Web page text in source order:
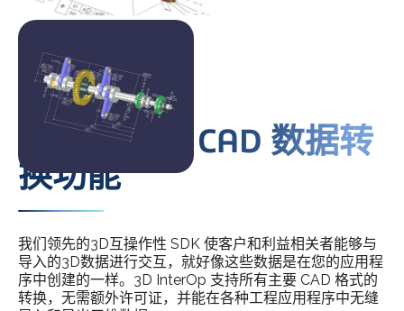
开启全面的 CAD 数据转
换功能
我们领先的3D互操作性 SDK 使客户和利益相关者能够与
导入的3D数据进行交互，就好像这些数据是在您的应用程
序中创建的一样。3D InterOp 支持所有主要 CAD 格式的
转换，无需额外许可证，并能在各种工程应用程序中无缝